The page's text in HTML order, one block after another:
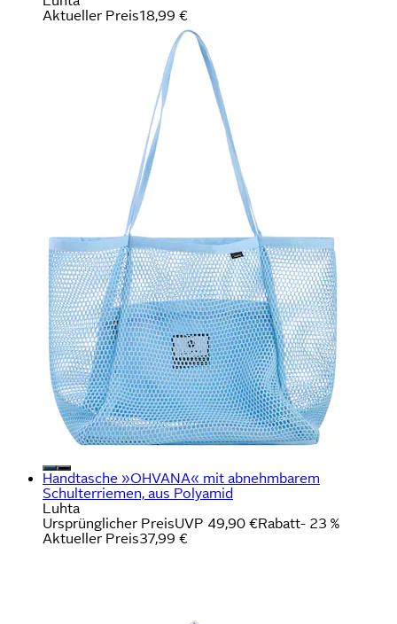
Aktueller Preis18,99 €
Handtasche »OHVANA« mit abnehmbarem
Schulterriemen, aus Polyamid
Luhta
Ursprünglicher PreisUVP 49,90 €Rabatt- 23 %
Aktueller Preis37,99 €